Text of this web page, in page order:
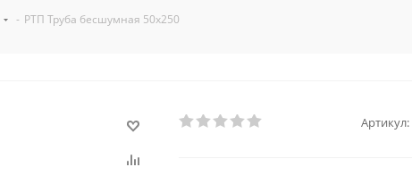
- РТП Труба бесшумная 50х250
Артикул: